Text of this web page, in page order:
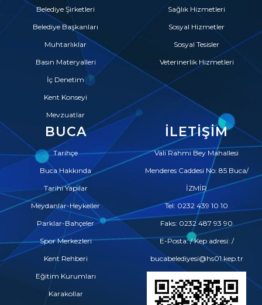
Belediye Şirketleri
Belediye Başkanları
Muhtarlıklar
Basın Materyalleri
İç Denetim
Kent Konseyi
Mevzuatlar
Sağlık Hizmetleri
Sosyal Hizmetler
Sosyal Tesisler
Veterinerlik Hizmetleri
BUCA
Tarihçe
Buca Hakkında
Tarihi Yapılar
Meydanlar-Heykeller
Parklar-Bahçeler
Spor Merkezleri
Kent Rehberi
Eğitim Kurumları
Karakollar
İLETIŞIM
Vali Rahmi Bey Mahallesi
Menderes Caddesi No: 85 Buca/
İZMİR
Tel: 0232 439 10 10
Faks: 0232 487 93 90
E-Posta: / Kep adresi: /
bucabelediyesi@hs01.kep.tr